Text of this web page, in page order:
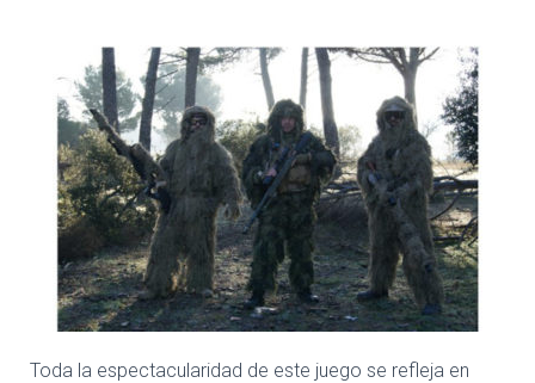
Toda la espectacularidad de este juego se refleja en